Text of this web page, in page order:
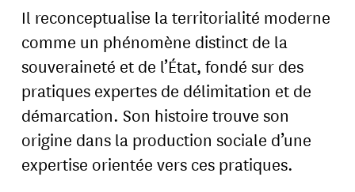
Il reconceptualise la territorialité moderne
comme un phénomène distinct de la
souveraineté et de l’État, fondé sur des
pratiques expertes de délimitation et de
démarcation. Son histoire trouve son
origine dans la production sociale d’une
expertise orientée vers ces pratiques.